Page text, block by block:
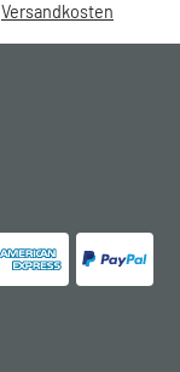
Versandkosten